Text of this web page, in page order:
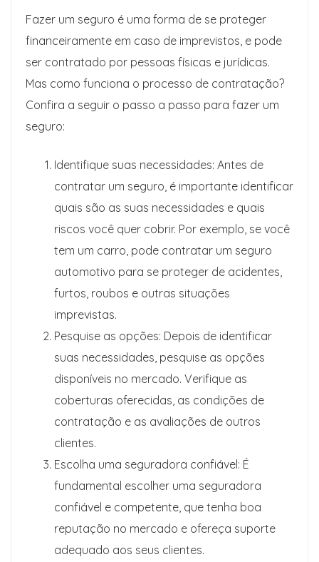
Fazer um seguro é uma forma de se proteger
financeiramente em caso de imprevistos, e pode
ser contratado por pessoas físicas e jurídicas.
Mas como funciona o processo de contratação?
Confira a seguir o passo a passo para fazer um
seguro:
Identifique suas necessidades: Antes de
contratar um seguro, é importante identificar
quais são as suas necessidades e quais
riscos você quer cobrir. Por exemplo, se você
tem um carro, pode contratar um seguro
automotivo para se proteger de acidentes,
furtos, roubos e outras situações
imprevistas.
Pesquise as opções: Depois de identificar
suas necessidades, pesquise as opções
disponíveis no mercado. Verifique as
coberturas oferecidas, as condições de
contratação e as avaliações de outros
clientes.
Escolha uma seguradora confiável: É
fundamental escolher uma seguradora
confiável e competente, que tenha boa
reputação no mercado e ofereça suporte
adequado aos seus clientes.